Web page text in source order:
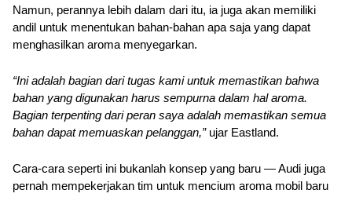
Namun, perannya lebih dalam dari itu, ia juga akan memiliki
andil untuk menentukan bahan-bahan apa saja yang dapat
menghasilkan aroma menyegarkan.
“Ini adalah bagian dari tugas kami untuk memastikan bahwa
bahan yang digunakan harus sempurna dalam hal aroma.
Bagian terpenting dari peran saya adalah memastikan semua
bahan dapat memuaskan pelanggan,” ujar Eastland.
Cara-cara seperti ini bukanlah konsep yang baru — Audi juga
pernah mempekerjakan tim untuk mencium aroma mobil baru